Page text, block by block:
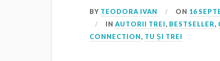
BY TEODORA IVAN ON 16
INAUTORII TREI, BESTSELLER,
CONNECTION, TU ȘI TREI